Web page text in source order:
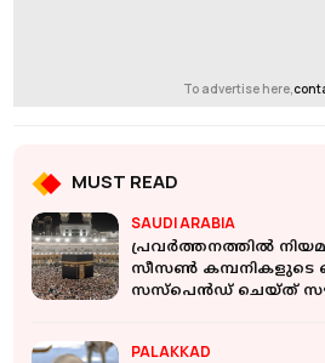
To advertise here,
MUST READ
SAUDI ARABIA
പ്രവർത്തനത്തിൽ
സീസൺ
സസ്പെൻഡ് ചെയ്ത്
PALAKKAD